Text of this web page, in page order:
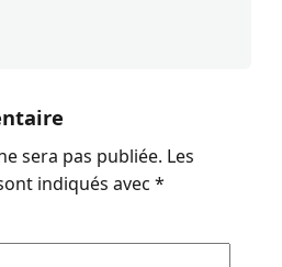
sera pas publiée. Les
indiqués avec *